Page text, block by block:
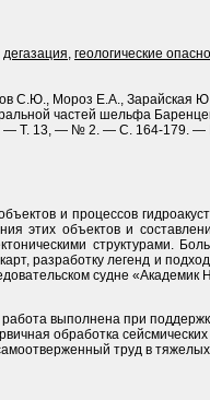
дегазация, геологические
С.Ю., Мороз Е.А., Зарайская
частей шельфа
— Т. 13, — № 2. — С. 164-179. —
и процессов
этих объектов и
структурами.
разработку легенд и
судне «Академик
выполнена при
обработка
труд в